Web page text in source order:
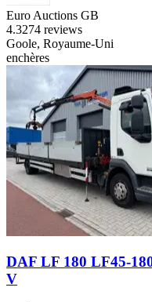
Euro Auctions GB
4.3274 reviews
Goole, Royaume-Uni
enchères
DAF LF 180 LF45-
V